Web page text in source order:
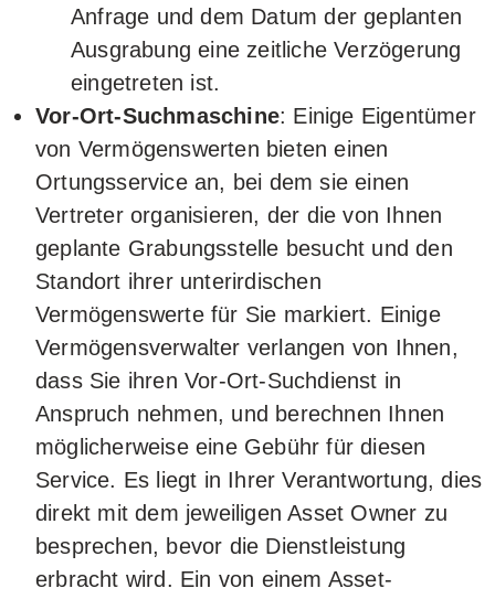
Anfrage und dem Datum der geplanten
Ausgrabung eine zeitliche Verzögerung
eingetreten ist.
Vor-Ort-Suchmaschine: Einige Eigentümer
von Vermögenswerten bieten einen
Ortungsservice an, bei dem sie einen
Vertreter organisieren, der die von Ihnen
geplante Grabungsstelle besucht und den
Standort ihrer unterirdischen
Vermögenswerte für Sie markiert. Einige
Vermögensverwalter verlangen von Ihnen,
dass Sie ihren Vor-Ort-Suchdienst in
Anspruch nehmen, und berechnen Ihnen
möglicherweise eine Gebühr für diesen
Service. Es liegt in Ihrer Verantwortung, dies
direkt mit dem jeweiligen Asset Owner zu
besprechen, bevor die Dienstleistung
erbracht wird. Ein von einem Asset-